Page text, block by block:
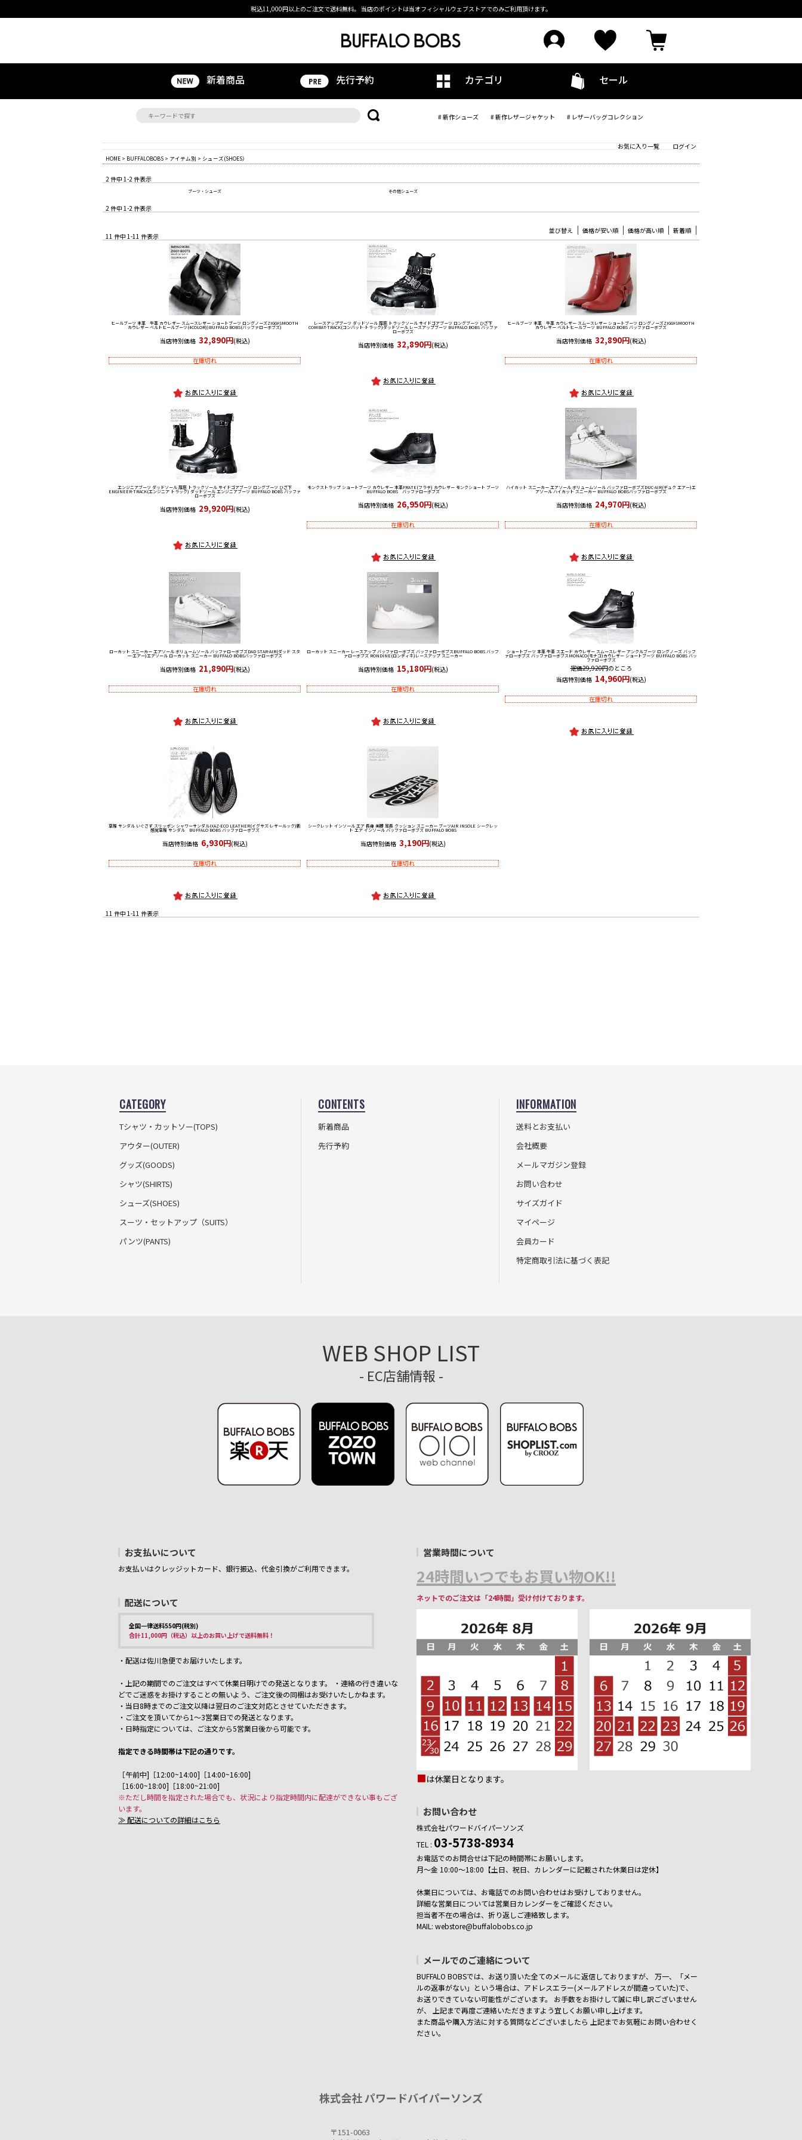
税込11,000円以上のご注文で送料無料。 当店のポイントは当オフィシャルウェブストアでのみご利用頂けます。
新着商品 先行予約 カテゴリ セール
# 新作シューズ # 新作レザージャケット # レザーバッグコレクション
お気に入り一覧 ログイン
HOME > BUFFALOBOBS > アイテム別 > シューズ(SHOES）
2 件中 1-2 件表示
ブーツ・シューズ その他シューズ
2 件中 1-2 件表示
並び替え 価格が安い順 価格が高い順 新着順
11 件中 1-11 件表示
ヒールブーツ 本革 牛革 カウレザー スムースレザー ショートブーツ ロングノーズZIGGY-SMOOTH
カウレザー ベルトヒールブーツ(4COLOR))BUFFALO BOBS(バッファローボブズ)
当店特別価格 32,890円(税込)
在庫切れ
レースアップブーツ ダッドソール 厚底 トラックソール サイドゴアブーツ ロングブーツ ひざ下
COMBAT-TRACK(コンバット-トラック)ダッドソール レースアップブーツ BUFFALO BOBS バッファ
ローボブズ
当店特別価格 32,890円(税込)
ヒールブーツ 本革 牛革 カウレザー スムースレザー ショートブーツ ロングノーズZIGGY-SMOOTH
カウレザー ベルトヒールブーツ BUFFALO BOBS バッファローボブズ
当店特別価格 32,890円(税込)
在庫切れ
エンジニアブーツ ダッドソール 厚底 トラックソール サイドゴアブーツ ロングブーツ ひざ下
ENGINEER-TRACK(エンジニア トラック) ダッドソール エンジニアブーツ BUFFALO BOBS バッファ
ローボブズ
当店特別価格 29,920円(税込)
モンクストラップ ショートブーツ カウレザー 本革FRATE(フラテ) カウレザー モンクショート ブーツ
BUFFALO BOBS バッファローボブズ
当店特別価格 26,950円(税込)
在庫切れ
ハイカット スニーカー エアソール ボリュームソール バッファローボブズDUC-AIR(デュク エアー)エ
アソール ハイカット スニーカー BUFFALO BOBSバッファローボブズ
当店特別価格 24,970円(税込)
在庫切れ
ローカット スニーカー エアソール ボリュームソール バッファローボブズDAD STAR-AIR(ダッド スタ
ー-エアー)エアソール ローカット スニーカー BUFFALO BOBSバッファローボブズ
当店特別価格 21,890円(税込)
在庫切れ
ローカット スニーカー レースアップ バッファローボブズ バッファローボブス BUFFALO BOBS バッフ
ァローボブズ RONDINE(ロンディネ)レースアップ スニーカー
当店特別価格 15,180円(税込)
在庫切れ
ショートブーツ 本革 牛革 スエード カウレザー スムースレザー アンクルブーツ ロングノーズ バッフ
ァローボブズ バッファローボブス MONACO(モナコ)カウレザー ショートブーツ BUFFALO BOBS バッ
ファローボブズ
定価29,920円のところ
当店特別価格 14,960円(税込)
在庫切れ
草履 サンダル いぐさず スリッポン シャワーサンダルIXAZ-ECO LEATHER(イグサズ-レザールック)新
感覚草履 サンダル BUFFALO BOBS バッファローボブズ
当店特別価格 6,930円(税込)
在庫切れ
シークレット インソール エア 長身 美脚 足長 クッション スニーカー ブーツAIR INSOLE シークレッ
ト エア インソール バッファローボブズ BUFFALO BOBS
当店特別価格 3,190円(税込)
在庫切れ
11 件中 1-11 件表示
CATEGORY
Tシャツ・カットソー(TOPS)
アウター(OUTER)
グッズ(GOODS)
シャツ(SHIRTS)
シューズ(SHOES)
スーツ・セットアップ （SUITS）
パンツ(PANTS)
CONTENTS
新着商品
先行予約
INFORMATION
送料とお支払い
会社概要
メールマガジン登録
お問い合わせ
サイズガイド
マイページ
会員カード
特定商取引法に基づく表記
WEB SHOP LIST
- EC店舗情報 -
お支払いについて
お支払いはクレッジットカード、銀行振込、代金引換がご利用できます。
配送について
全国一律送料550円(税別)
合計11,000円（税込）以上のお買い上げで送料無料！
・配送は佐川急便でお届けいたします。
・上記の期間でのご注文はすべて休業日明けでの発送となります。 ・連絡の行き違いな
どでご迷惑をお掛けすることの無いよう、ご注文後の同梱はお受けいたしかねます。
・当日8時までのご注文以降は翌日のご注文対応とさせていただきます。
・ご注文を頂いてから1～3営業日での発送となります。
・日時指定については、ご注文から5営業日後から可能です。
指定できる時間帯は下記の通りです。
［午前中]［12:00~14:00]［14:00~16:00]
［16:00~18:00]［18:00~21:00]
※ただし時間を指定された場合でも、状況により指定時間内に配達ができない事もござ
います。
≫ 配送についての詳細はこちら
営業時間について
24時間いつでもお買い物OK!!
ネットでのご注文は「24時間」受け付けております。
■は休業日となります。
お問い合わせ
株式会社パワードバイパーソンズ
TEL : 03-5738-8934
お電話でのお問合せは下記の時間帯にお願いします。
月～金 10:00～18:00【土日、祝日、カレンダーに記載された休業日は定休】
休業日については、お電話でのお問い合わせはお受けしておりません。
詳細な営業日については営業日カレンダーをご確認ください。
担当者不在の場合は、折り返しご連絡致します。
MAIL: webstore@buffalobobs.co.jp
メールでのご連絡について
BUFFALO BOBSでは、お送り頂いた全てのメールに返信しておりますが、
万一、「メー
ルの返事がない」という場合は、アドレスエラー(メールアドレスが間違っていた)で、
お送りできていない可能性がございます。 お手数をお掛けして誠に申し訳ございません
が、 上記まで再度ご連絡いただきますよう宜しくお願い申し上げます。
また商品や購入方法に対する質問などございましたら 上記までお気軽にお問い合わせく
ださい。
株式会社 パワードバイパーソンズ
〒151-0063